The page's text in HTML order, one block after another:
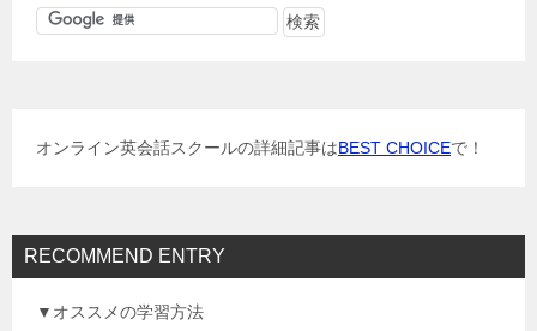
オンライン英会話スクールの詳細記事はBEST CHOICEで！
RECOMMEND ENTRY
▼オススメの学習方法